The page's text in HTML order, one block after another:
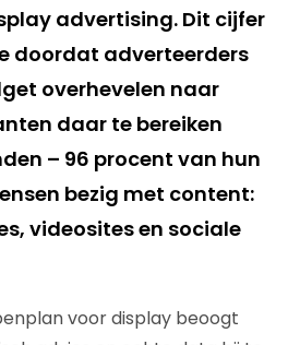
advertising. Dit cijfer
doordat adverteerders
overhevelen naar
daar te bereiken
– 96 procent van hun
bezig met content:
videosites en sociale
voor display beoogt